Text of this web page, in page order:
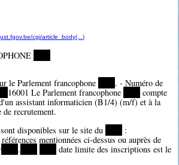
cgi/article_body(...)
le Parlement francophone
. - Numéro de
16001 Le Parlement francophone
compte
assistant informaticien (B1/4) (m/f) et à la
recrutement.
disponibles sur le site du
:
mentionnées ci-dessus ou auprès de
.
date limite des inscriptions est le